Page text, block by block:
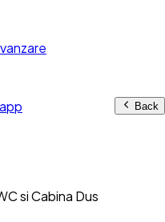
Back
si Cabina Dus